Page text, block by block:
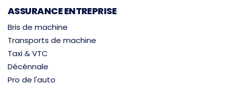
ASSURANCE ENTREPRISE
Bris de machine
Transports de machine
Taxi & VTC
Décénnale
Pro de l'auto